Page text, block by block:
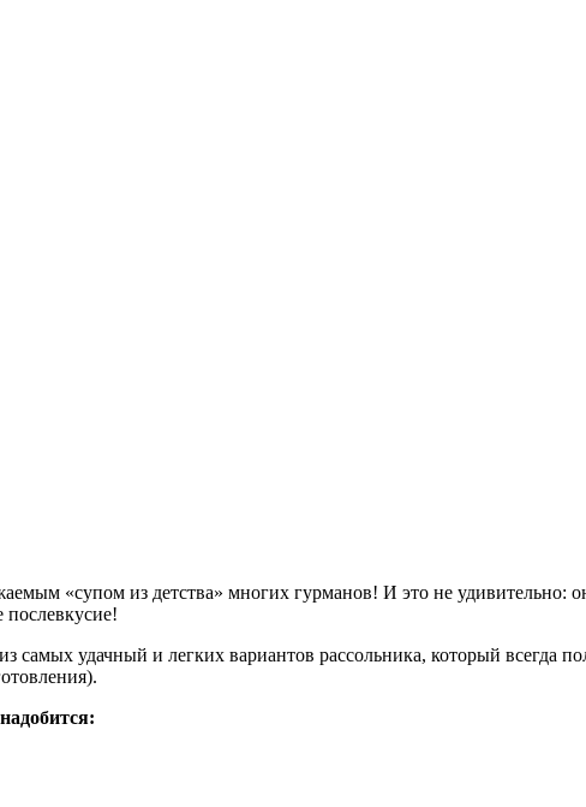
«супом из детства» многих гурманов! И это не
послевкусие!
самых удачный и легких вариантов рассольника, который всегда